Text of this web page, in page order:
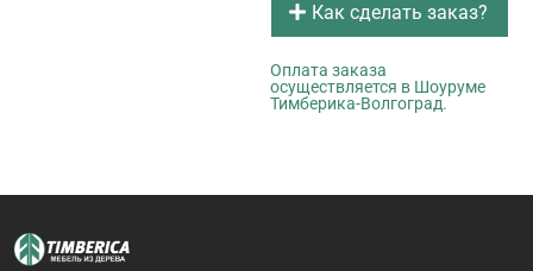
Как сделать заказ?
Оплата заказа
осуществляется в Шоуруме
Тимберика-Волгоград.